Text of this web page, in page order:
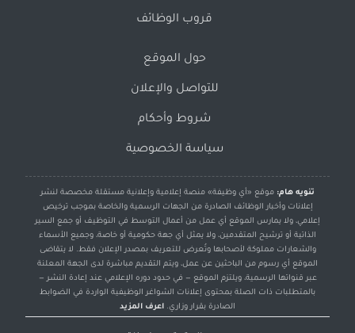
قروب الوظائف
حول الموقع
للتواصل والإعلان
شروط وأحكام
سياسة الخصوصية
تنويه هام: موقع «أي وظيفة» منصة إعلامية وإعلانية مستقلة مخصصة لنشر
إعلانات وأخبار الوظائف الصادرة من الجهات الرسمية والخاصة بموجب ترخيص
إعلامي، ولا يمارس الموقع أي عمل من أعمال التوسط في التوظيف أو جمع السير
الذاتية أو ترشيح المتقدمين، ولا يمثل أي جهة حكومية أو خاصة، وجميع الأسماء
والشعارات مملوكة لأصحابها وتُعرض للتعريف بمصدر الإعلان فقط. لا يتقاضى
الموقع أي رسوم من الباحثين عن عمل، ويتم التقديم مباشرة لدى الجهة المعلنة
عبر قنواتها الرسمية، ويلتزم الموقع — في حدود دوره الإعلامي عند إعادة النشر —
بالمتطلبات ذات الصلة بمحتوى إعلانات الشواغر الوظيفية الواردة في الضوابط
الصادرة بقرار وزاري. اعرف المزيد